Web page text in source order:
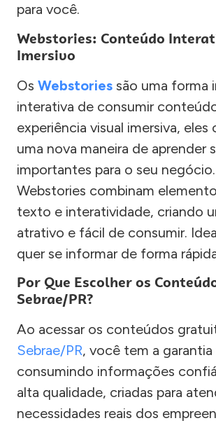
para você.
Webstories: Conteúdo
Imersivo
Os Webstories são uma forma
interativa de consumir
experiência visual imersiva, eles
uma nova maneira de aprender
importantes para o seu
Webstories combinam
texto e interatividade, criando
atrativo e fácil de consumir.
quer se informar de forma
Por Que Escolher os
Sebrae/PR?
Ao acessar os conteúdos
Sebrae/PR, você tem a
consumindo informações
alta qualidade, criadas para
necessidades reais dos